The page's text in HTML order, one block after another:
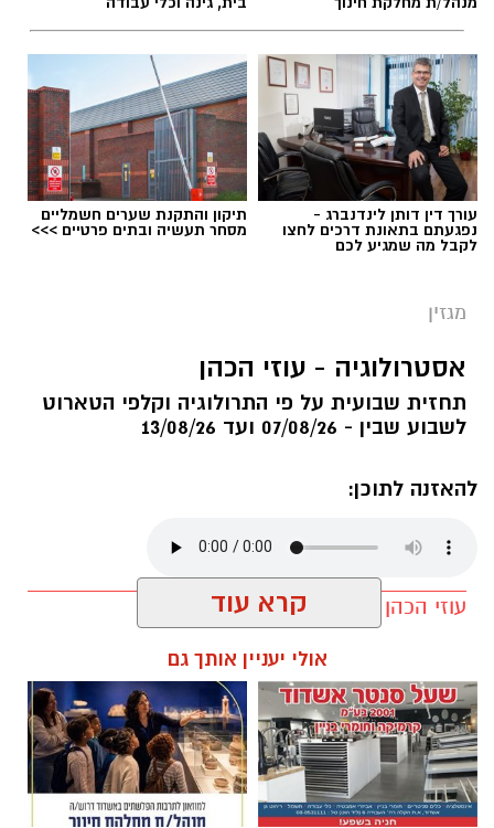
עורך דין דותן לינדנברג -
נפגעתם בתאונת דרכים לחצו
לקבל מה שמגיע לכם
תיקון והתקנת שערים חשמליים
מסחר תעשיה ובתים פרטיים >>>
מגזין
אסטרולוגיה - עוזי הכהן
תחזית שבועית על פי התרולוגיה וקלפי הטארוט
לשבוע שבין - 07/08/26 ועד 13/08/26
להאזנה לתוכן:
עוזי הכהן / 06:00 06.08.26
תגים:עוזי הכהן, אסטרולוגיה
קרא עוד
אולי יעניין אותך גם